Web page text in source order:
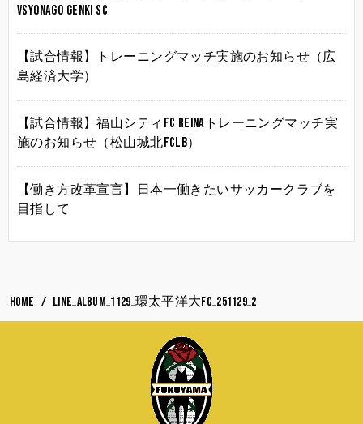
vsYonago Genki SC
【試合情報】トレーニングマッチ実施のお知らせ（広
島経済大学）
【試合情報】福山シティFC Reinaトレーニングマッチ実
施のお知らせ（松山城北FCLB）
【働き方改革宣言】日本一働きたいサッカークラブを
目指して
HOME LINE_ALBUM_1129_環太平洋大FC_251129_2